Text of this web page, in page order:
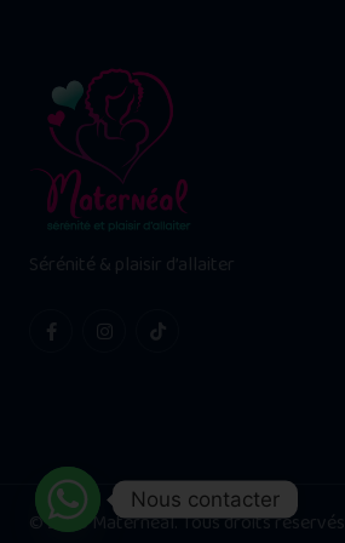
Sérénité & plaisir d’allaiter
© 2025 Maternéal. Tous droits réservés.
Nous contacter